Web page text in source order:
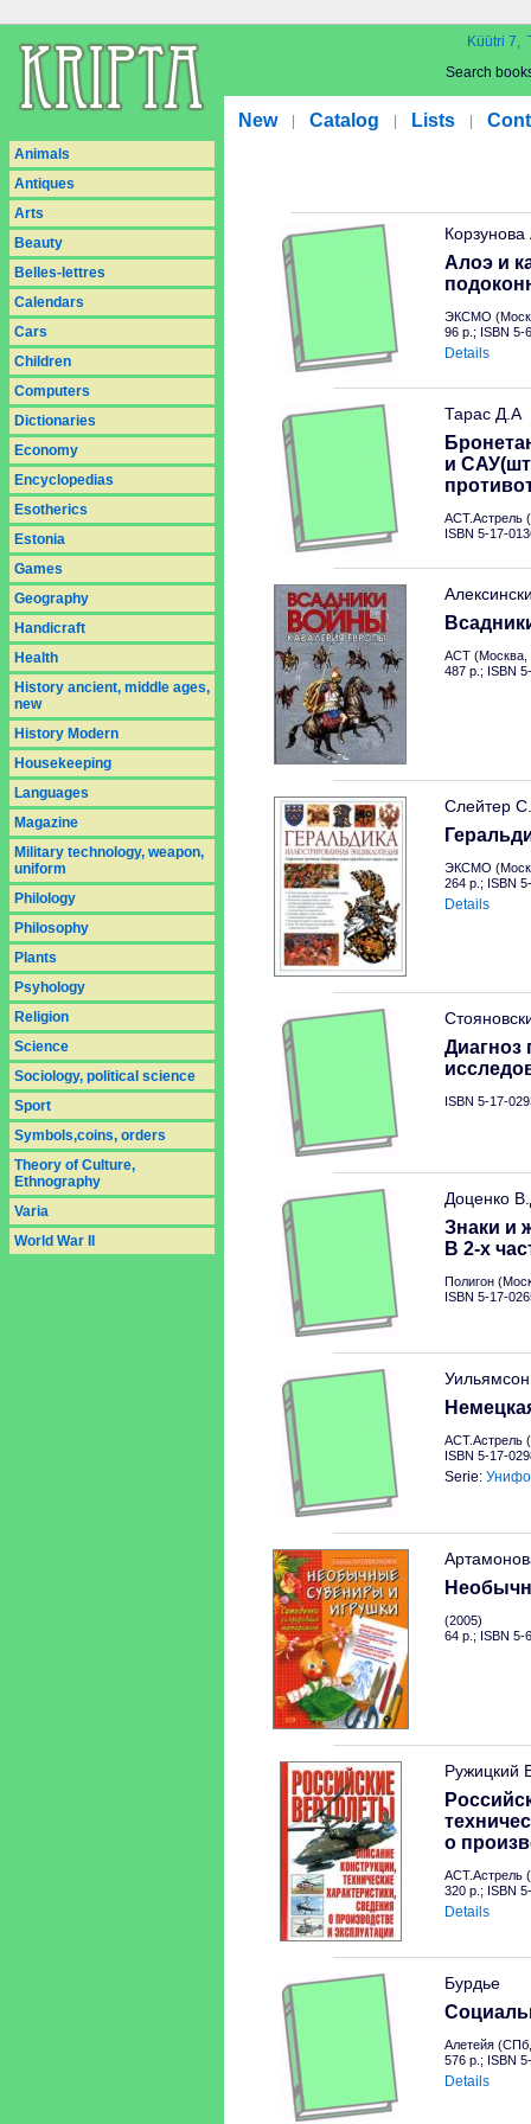
Küütri 7,
Search
New Catalog Lists
Animals
Antiques
Arts
Beauty
Belles-lettres
Calendars
Cars
Children
Computers
Dictionaries
Economy
Encyclopedias
Esotherics
Estonia
Games
Geography
Handicraft
Health
History ancient, middle ages,
new
History Modern
Housekeeping
Languages
Magazine
Military technology, weapon,
uniform
Philology
Philosophy
Plants
Psyhology
Religion
Science
Sociology, political science
Sport
Symbols,coins, orders
Theory of Culture,
Ethnography
Varia
World War II
Алоэ и
ЭКСМО
96 p.; ISBN 5-
Details
Тарас Д.А
и
АСТ.Астрель
ISBN 5-17-
АСТ (Москва,
487 p.; ISBN
Слейтер С.
ЭКСМО
264 p.; ISBN
Details
Диагноз
ISBN 5-17-
Доценко
Знаки и
В 2-х
Полигон
ISBN 5-17-
АСТ.Астрель
ISBN 5-17-
Serie:
(2005)
64 p.; ISBN 5-
Ружицкий
о
АСТ.Астрель
320 p.; ISBN
Details
Бурдье
Алетейя
576 p.; ISBN
Details